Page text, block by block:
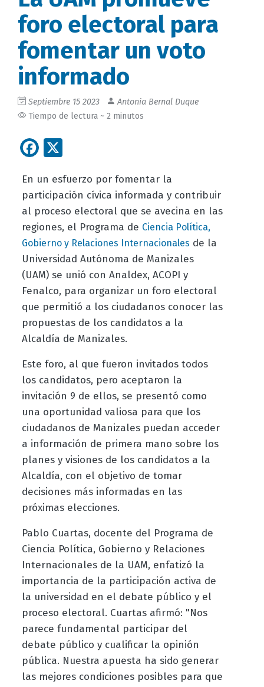
foro electoral para
fomentar un voto
informado
Septiembre 15 2023
Antonia Bernal Duque
Tiempo de lectura ~ 2 minutos
Facebook
En un esfuerzo por fomentar la
participación cívica informada y contribuir
al proceso electoral que se avecina en las
regiones, el Programa de Ciencia Política,
Gobierno y Relaciones Internacionales de la
Universidad Autónoma de Manizales
(UAM) se unió con Analdex, ACOPI y
Fenalco, para organizar un foro electoral
que permitió a los ciudadanos conocer las
propuestas de los candidatos a la
Alcaldía de Manizales.
Este foro, al que fueron invitados todos
los candidatos, pero aceptaron la
invitación 9 de ellos, se presentó como
una oportunidad valiosa para que los
ciudadanos de Manizales puedan acceder
a información de primera mano sobre los
planes y visiones de los candidatos a la
Alcaldía, con el objetivo de tomar
decisiones más informadas en las
próximas elecciones.
Pablo Cuartas, docente del Programa de
Ciencia Política, Gobierno y Relaciones
Internacionales de la UAM, enfatizó la
importancia de la participación activa de
la universidad en el debate público y el
proceso electoral. Cuartas afirmó: "Nos
parece fundamental participar del
debate público y cualificar la opinión
pública. Nuestra apuesta ha sido generar
las mejores condiciones posibles para que